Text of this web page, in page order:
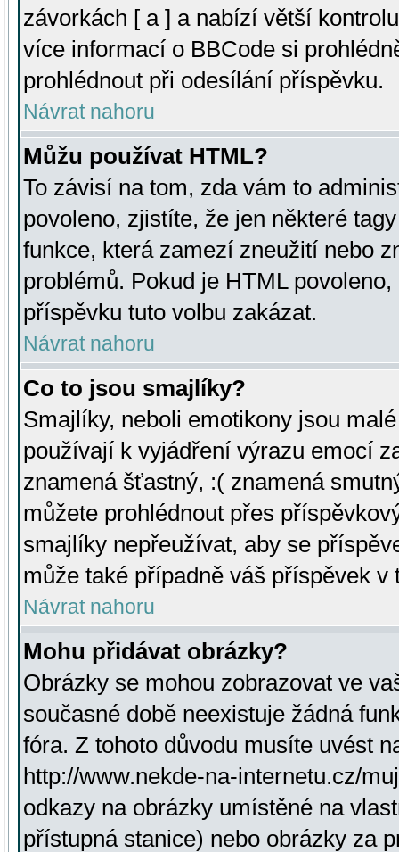
závorkách [ a ] a nabízí větší
více informací o BBCode si
prohlédnout při odesílání příspěvku.
Návrat nahoru
Můžu používat HTML?
To závisí na tom, zda vám to
povoleno, zjistíte, že jen některé
funkce, která zamezí zneužití nebo
problémů. Pokud je HTML
příspěvku tuto volbu zakázat.
Návrat nahoru
Co to jsou smajlíky?
Smajlíky, neboli emotikony jsou
používají k vyjádření výrazu emocí
znamená šťastný, :( znamená
můžete prohlédnout přes
smajlíky nepřeužívat, aby se
může také případně váš příspěvek v
Návrat nahoru
Mohu přidávat obrázky?
Obrázky se mohou zobrazovat ve
současné době neexistuje žádná
fóra. Z tohoto důvodu musíte uvést
http://www.nekde-na-internetu.cz/
odkazy na obrázky umístěné na
přístupná stanice) nebo obrázky za